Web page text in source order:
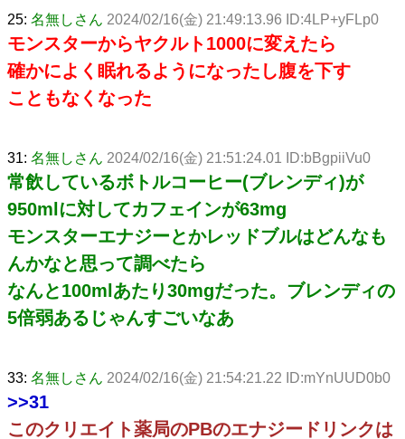
25: 名無しさん 2024/02/16(金) 21:49:13.96 ID:4LP+yFLp0
モンスターからヤクルト1000に変えたら
確かによく眠れるようになったし腹を下す
こともなくなった
31: 名無しさん 2024/02/16(金) 21:51:24.01 ID:bBgpiiVu0
常飲しているボトルコーヒー(ブレンディ)が
950mlに対してカフェインが63mg
モンスターエナジーとかレッドブルはどんなも
んかなと思って調べたら
なんと100mlあたり30mgだった。ブレンディの
5倍弱あるじゃんすごいなあ
33: 名無しさん 2024/02/16(金) 21:54:21.22 ID:mYnUUD0b0
>>31
このクリエイト薬局のPBのエナジードリンクは